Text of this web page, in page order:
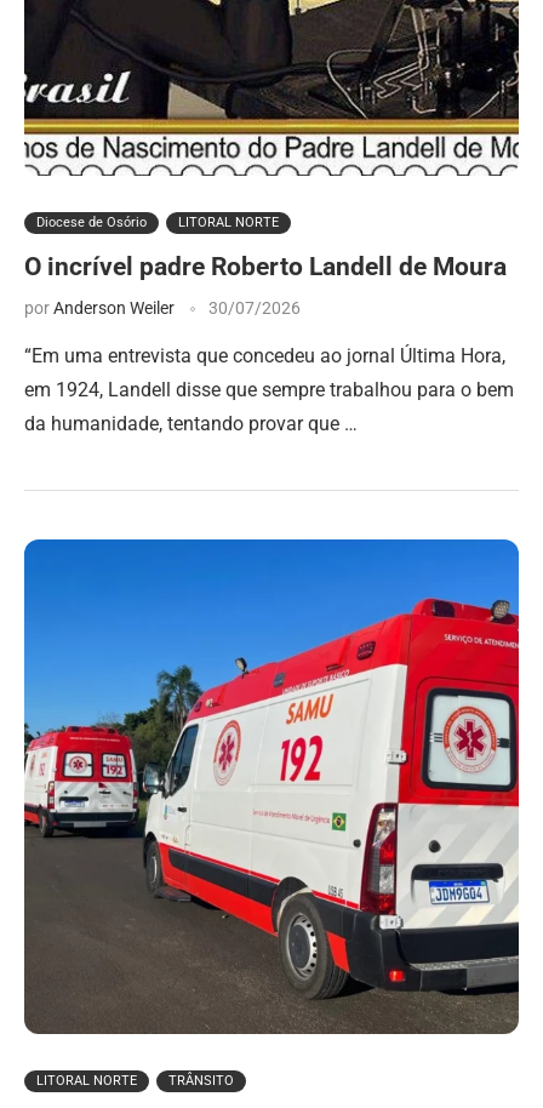
Diocese de Osório LITORAL NORTE
O incrível padre Roberto Landell de Moura
porAnderson Weiler 30/07/2026
“Em uma entrevista que concedeu ao jornal Última Hora,
em 1924, Landell disse que sempre trabalhou para o bem
da humanidade, tentando provar que …
LITORAL NORTE TRÂNSITO